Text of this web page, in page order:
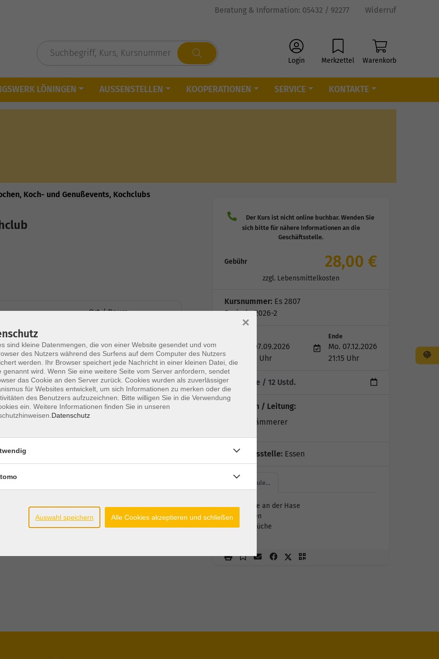
Beratung & Information: 05432 / 92277 Widerruf
Login Merkzettel Warenkorb
LÖNINGEN AUSSENSTELLEN KOOPERATIONEN SERVICE KONTAKTE
Koch- und Genußevents, Kochclubs
Ort / Raum
21:15 Uhr
Uhr Raum I - Küche
21:15 Uhr Raum I - Küche
Uhr Raum I - Küche
Gebühr 28,00 €
zzgl. Lebensmittelkosten
Kursnummer: Es 2807
Periode 2026-2
Mo. 07.09.2026
19:00 Uhr
Ende
Mo. 07.12.2026
21:15 Uhr
4 Termine / 12 Ustd.
Dozent*in / Leitung:
Carola Hämmerer
Geschäftsstelle: Essen
Oberschule…
Oberschule an der Hase
49632 Essen
Raum I - Küche
sind kleine Datenmengen, die von einer Website gesendet und vom
des Nutzers während des Surfens auf dem Computer des Nutzers
werden. Ihr Browser speichert jede Nachricht in einer kleinen Datei, die
genannt wird. Wenn Sie eine weitere Seite vom Server anfordern, sendet
das Cookie an den Server zurück. Cookies wurden als zuverlässiger
für Websites entwickelt, um sich Informationen zu merken oder die
des Benutzers aufzuzeichnen. Bitte willigen Sie in die Verwendung
ein. Weitere Informationen finden Sie in unseren
Datenschutz
×
Auswahl speichern Alle Cookies akzeptieren und schließen